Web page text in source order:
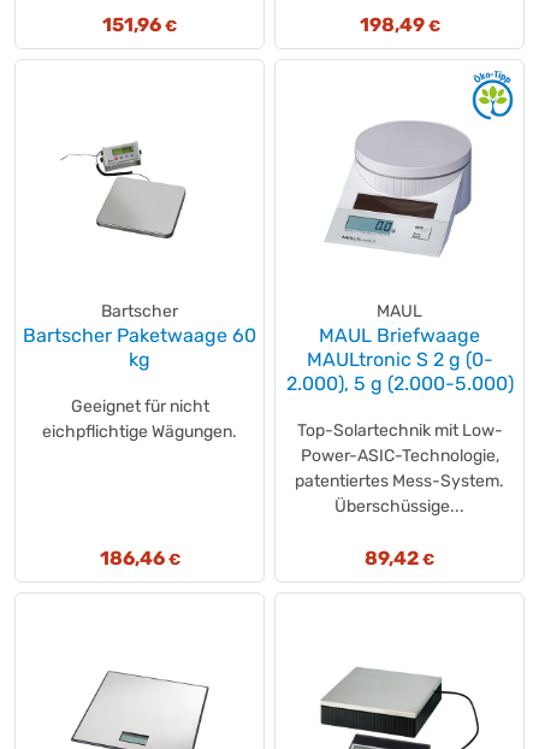
151,96 € 198,49€
Bartscher
Bartscher Paketwaage 60
kg
Geeignet für nicht
eichpflichtige Wägungen.
186,46€
MAUL
MAUL Briefwaage
MAULtronic S 2 g (0-
2.000), 5 g (2.000-5.000)
Top-Solartechnik mit Low-
Power-ASIC-Technologie,
patentiertes Mess-System.
Überschüssige...
89,42 €